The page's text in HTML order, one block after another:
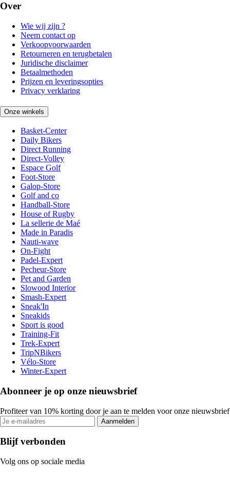
Over
Wie wij zijn ?
Neem contact op
Verkoopvoorwaarden
Retourneren en terugbetalen
Juridische disclaimer
Betaalmethoden
Prijzen en leveringsopties
Privacy verklaring
Onze winkels
Basket-Center
Daily Bikers
Direct Running
Direct-Volley
Espace Golf
Foot-Store
Galop-Store
Golf and co
Handball-Store
House of Rugby
La sellerie de Maé
Made in Paradis
Nauti-wave
On-Fight
Padel-Expert
Pecheur-Store
Pet and Garden
Slowood Interior
Smash-Expert
Sneak'In
Sneakids
Sport is good
Training-Fit
Trek-Expert
TripNBikers
Vélo-Store
Winter-Expert
Abonneer je op onze nieuwsbrief
Profiteer van 10% korting door je aan te melden voor onze nieuwsbrief
Aanmelden
Blijf verbonden
Volg ons op sociale media